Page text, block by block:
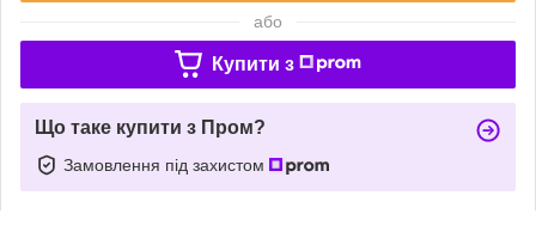
або
Купити з
Що таке купити з Пром?
Замовлення під захистом